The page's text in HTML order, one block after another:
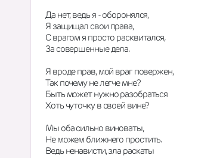
Да нет, ведь я - оборонялся,
Я защищал свои права,
С врагом я просто расквитался,
За совершенные дела.
Я вроде прав, мой враг повержен,
Так почему не легче мне?
Быть может нужно разобраться
Хоть чуточку в своей вине?
Мы оба сильно виноваты,
Не можем ближнего простить.
Ведь ненависти, зла раскаты